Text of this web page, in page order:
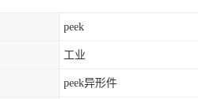
peek
工业
peek异形件